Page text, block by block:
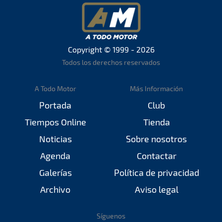
Copyright © 1999 - 2026
Todos los derechos reservados
A Todo Motor
Portada
Tiempos Online
Noticias
Agenda
Galerías
Archivo
Más Información
Club
Tienda
Sobre nosotros
Contactar
Política de privacidad
Aviso legal
Síguenos